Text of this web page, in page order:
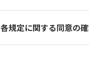
各規定に関する同意の